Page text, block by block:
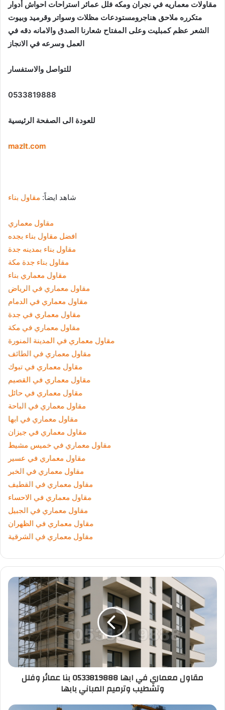
مقاولات معماريه في نجران ومكه فلل عمائر استراحات احواش أدوار
متكرره ملاحق هناجرومستودعات مظلات وسواتر وقرميد وبيوت
الشعر عظم كمبليت وعلى المفتاح شعارنا الصدق والامانه دقه في
العمل وسرعه في الانجاز
للتواصل والاستفسار
0533819888
للعودة الى الصفحة الرئيسية
mazlt.com
شاهد ايضاً: مقاول بناء
مقاول معماري
افضل مقاول بناء بجده
مقاول بناء بمدينه جدة
مقاول بناء جدة مكة
مقاول معماري بناء
مقاول معماري في الرياض
مقاول معماري في الدمام
مقاول معماري في جدة
مقاول معماري في مكة
مقاول معماري في المدينة المنورة
مقاول معماري في الطائف
مقاول معماري في تبوك
مقاول معماري في القصيم
مقاول معماري في حائل
مقاول معماري في الباحة
مقاول معماري في ابها
مقاول معماري في جيزان
مقاول معماري في خميس مشيط
مقاول معماري في عسير
مقاول معماري في الخبر
مقاول معماري في القطيف
مقاول معماري في الاحساء
مقاول معماري في الجبيل
مقاول معماري في الظهران
مقاول معماري في الشرقية
مقاول معماري في ابها 0533819888 بنا عمائر وفلل
وتشطيب وترميم المباني بابها